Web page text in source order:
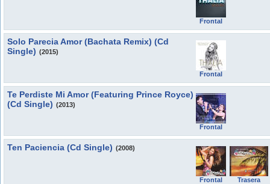
Frontal
Solo Parecia Amor (Bachata Remix) (Cd
Single) (2015)
Frontal
Te Perdiste Mi Amor (Featuring Prince Royce)
(Cd Single) (2013)
Frontal
Ten Paciencia (Cd Single) (2008)
Frontal Trasera